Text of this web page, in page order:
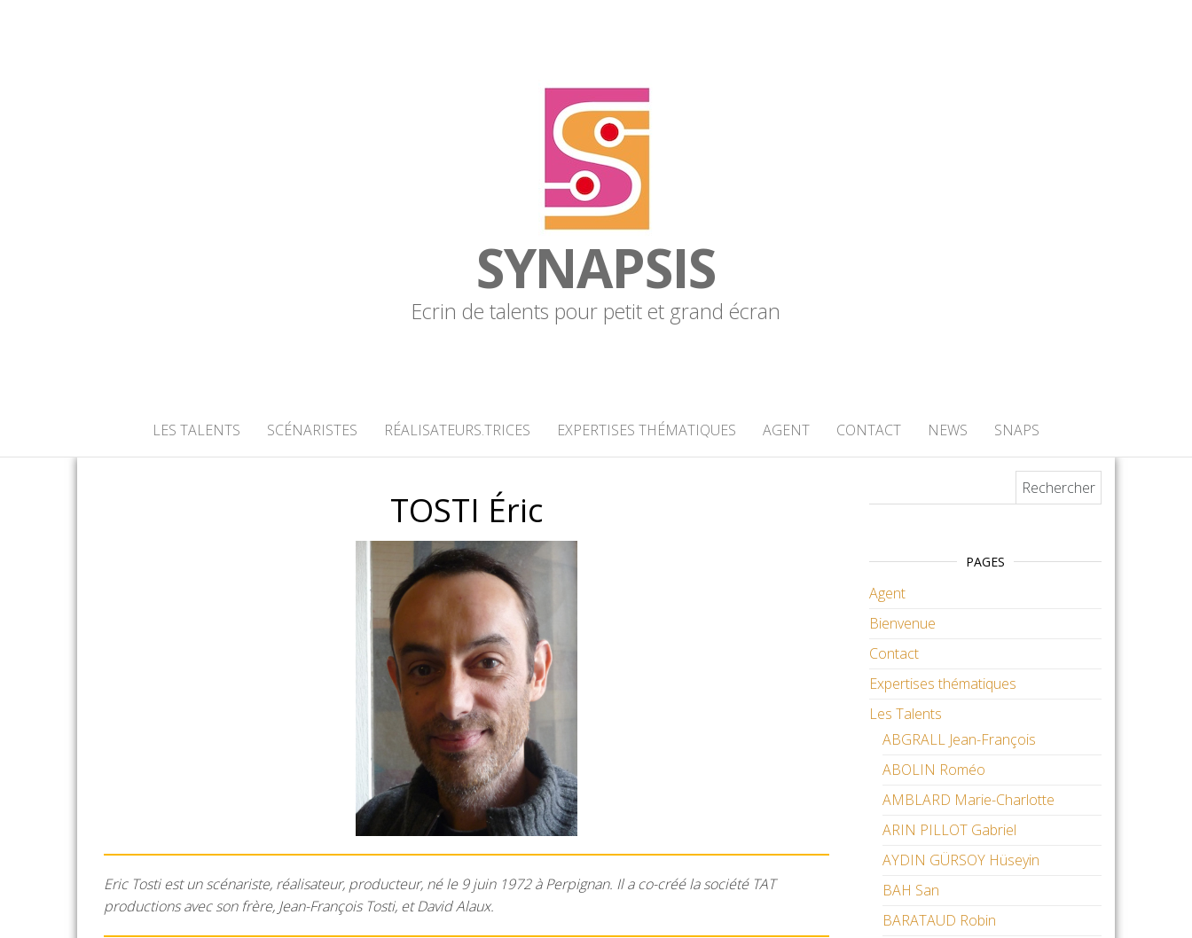
SYNAPSIS
Ecrin de talents pour petit et grand écran
LES TALENTS SCÉNARISTES RÉALISATEURS.TRICES EXPERTISES THÉMATIQUES AGENT CONTACT NEWS SNAPS
TOSTI Éric
Eric Tosti est un scénariste, réalisateur, producteur, né le 9 juin 1972 à Perpignan. Il a co-créé la société TAT
productions avec son frère, Jean-François Tosti, et David Alaux.
PAGES
Agent
Bienvenue
Contact
Expertises thématiques
Les Talents
ABGRALL Jean-François
ABOLIN Roméo
AMBLARD Marie-Charlotte
ARIN PILLOT Gabriel
AYDIN GÜRSOY Hüseyin
BAH San
BARATAUD Robin